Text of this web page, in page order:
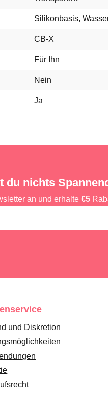
Silikonbasis,
CB-X
Für Ihn
Nein
Ja
du nichts
an und erhalte €5
und Diskretion